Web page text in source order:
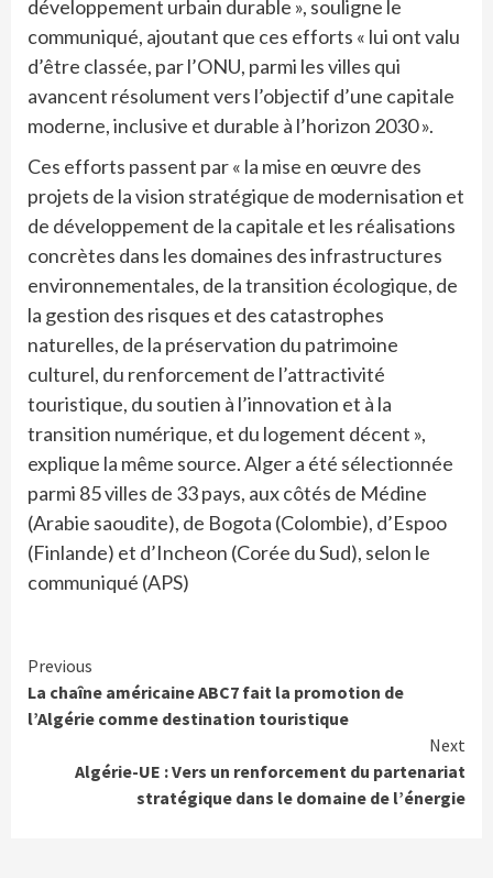
développement urbain durable », souligne le
communiqué, ajoutant que ces efforts « lui ont valu
d’être classée, par l’ONU, parmi les villes qui
avancent résolument vers l’objectif d’une capitale
moderne, inclusive et durable à l’horizon 2030 ».
Ces efforts passent par « la mise en œuvre des
projets de la vision stratégique de modernisation et
de développement de la capitale et les réalisations
concrètes dans les domaines des infrastructures
environnementales, de la transition écologique, de
la gestion des risques et des catastrophes
naturelles, de la préservation du patrimoine
culturel, du renforcement de l’attractivité
touristique, du soutien à l’innovation et à la
transition numérique, et du logement décent »,
explique la même source. Alger a été sélectionnée
parmi 85 villes de 33 pays, aux côtés de Médine
(Arabie saoudite), de Bogota (Colombie), d’Espoo
(Finlande) et d’Incheon (Corée du Sud), selon le
communiqué (APS)
Continue
Reading
Previous
La chaîne américaine ABC7 fait la promotion de
l’Algérie comme destination touristique
Next
Algérie-UE : Vers un renforcement du partenariat
stratégique dans le domaine de l’énergie